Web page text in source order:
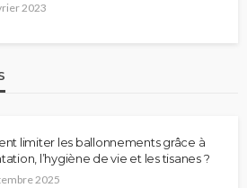
2023
limiter les ballonnements grâce à
l’hygiène de vie et les tisanes ?
2025